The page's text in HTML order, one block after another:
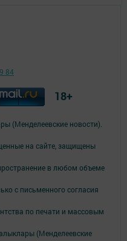
(Менделеевские новости).
на сайте, защищены
в любом объеме
с письменного согласия
по печати и массовым
(Менделеевские
84
18+